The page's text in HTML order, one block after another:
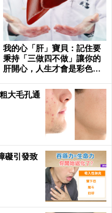
我的心「肝」寶貝：記住要
秉持「三做四不做」讓你的
肝開心，人生才會是彩色的
大毛孔通
礙引發致